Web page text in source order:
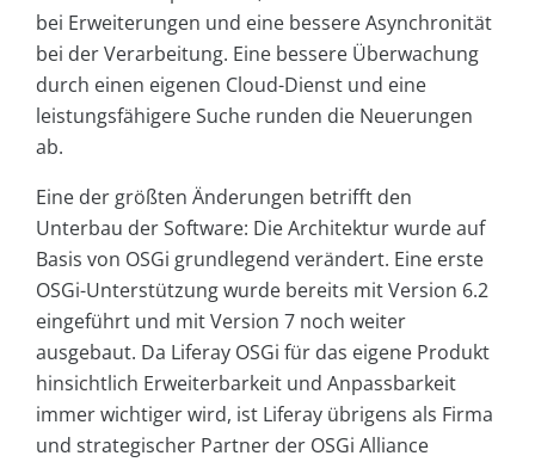
bei Erweiterungen und eine bessere Asynchronität
bei der Verarbeitung. Eine bessere Überwachung
durch einen eigenen Cloud-Dienst und eine
leistungsfähigere Suche runden die Neuerungen
ab.
Eine der größten Änderungen betrifft den
Unterbau der Software: Die Architektur wurde auf
Basis von OSGi grundlegend verändert. Eine erste
OSGi-Unterstützung wurde bereits mit Version 6.2
eingeführt und mit Version 7 noch weiter
ausgebaut. Da Liferay OSGi für das eigene Produkt
hinsichtlich Erweiterbarkeit und Anpassbarkeit
immer wichtiger wird, ist Liferay übrigens als Firma
und strategischer Partner der OSGi Alliance